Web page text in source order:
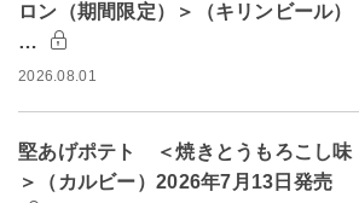
ロン（期間限定）＞（キリンビール）
…
2026.08.01
堅あげポテト ＜焼きとうもろこし味
＞（カルビー）2026年7月13日発売